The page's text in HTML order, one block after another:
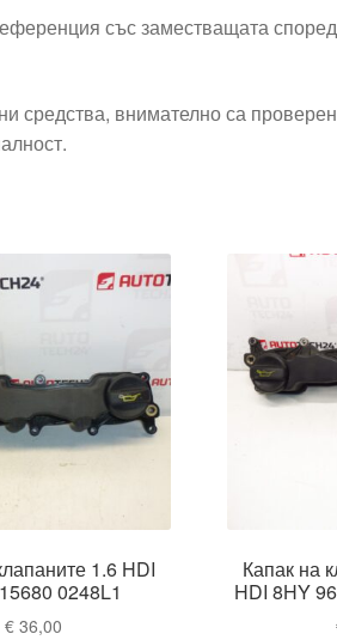
със заместващата
средства, внимателно са
1.6 HDI
0248L1
€36,00
Капак на
HDI 8HY